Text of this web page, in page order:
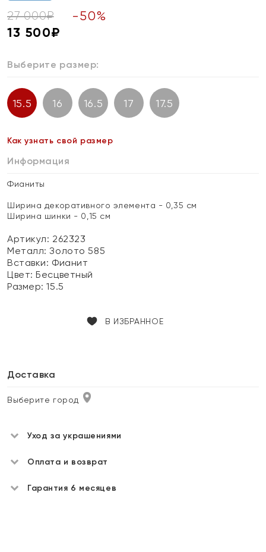
27 000₽ -50%
13 500₽
Выберите размер:
15.5 16 16.5 17 17.5
Как узнать свой размер
Информация
Фианиты
Ширина декоративного элемента - 0,35 см
Ширина шинки - 0,15 см
Артикул: 262323
Металл:Золото 585
Вставки: Фианит
Цвет:Бесцветный
Размер:15.5
В ИЗБРАННОЕ
Доставка
Выберите город
Уход за украшениями
Оплата и возврат
Гарантия 6 месяцев